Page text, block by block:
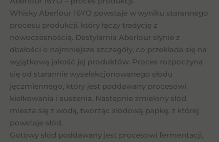
Whisky Aberlour 16YO powstaje w wyniku starannego
procesu produkcji, który łączy tradycję z
nowoczesnością. Destylarnia Aberlour słynie z
dbałości o najmniejsze szczegóły, co przekłada się na
wyjątkową jakość jej produktów. Proces rozpoczyna
się od starannie wyselekcjonowanego słodu
jęczmiennego, który jest poddawany procesowi
kiełkowania i suszenia. Następnie zmielony słód
miesza się z wodą, tworząc słodową papkę, z której
powstaje słód.
Gotowy słód poddawany jest procesowi fermentacji,